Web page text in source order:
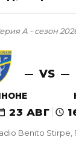
Benito Stirpe,
А - сезон
VS
23 АВГ